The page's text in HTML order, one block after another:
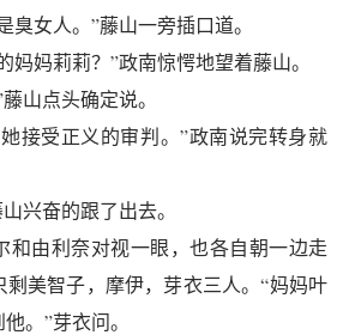
臭女人。”藤山一旁插口道。
妈妈莉莉？”政南惊愕地望着藤山。
山点头确定说。
接受正义的审判。”政南说完转身就
兴奋的跟了出去。
和由利奈对视一眼，也各自朝一边走
美智子，摩伊，芽衣三人。“妈妈叶
。”芽衣问。